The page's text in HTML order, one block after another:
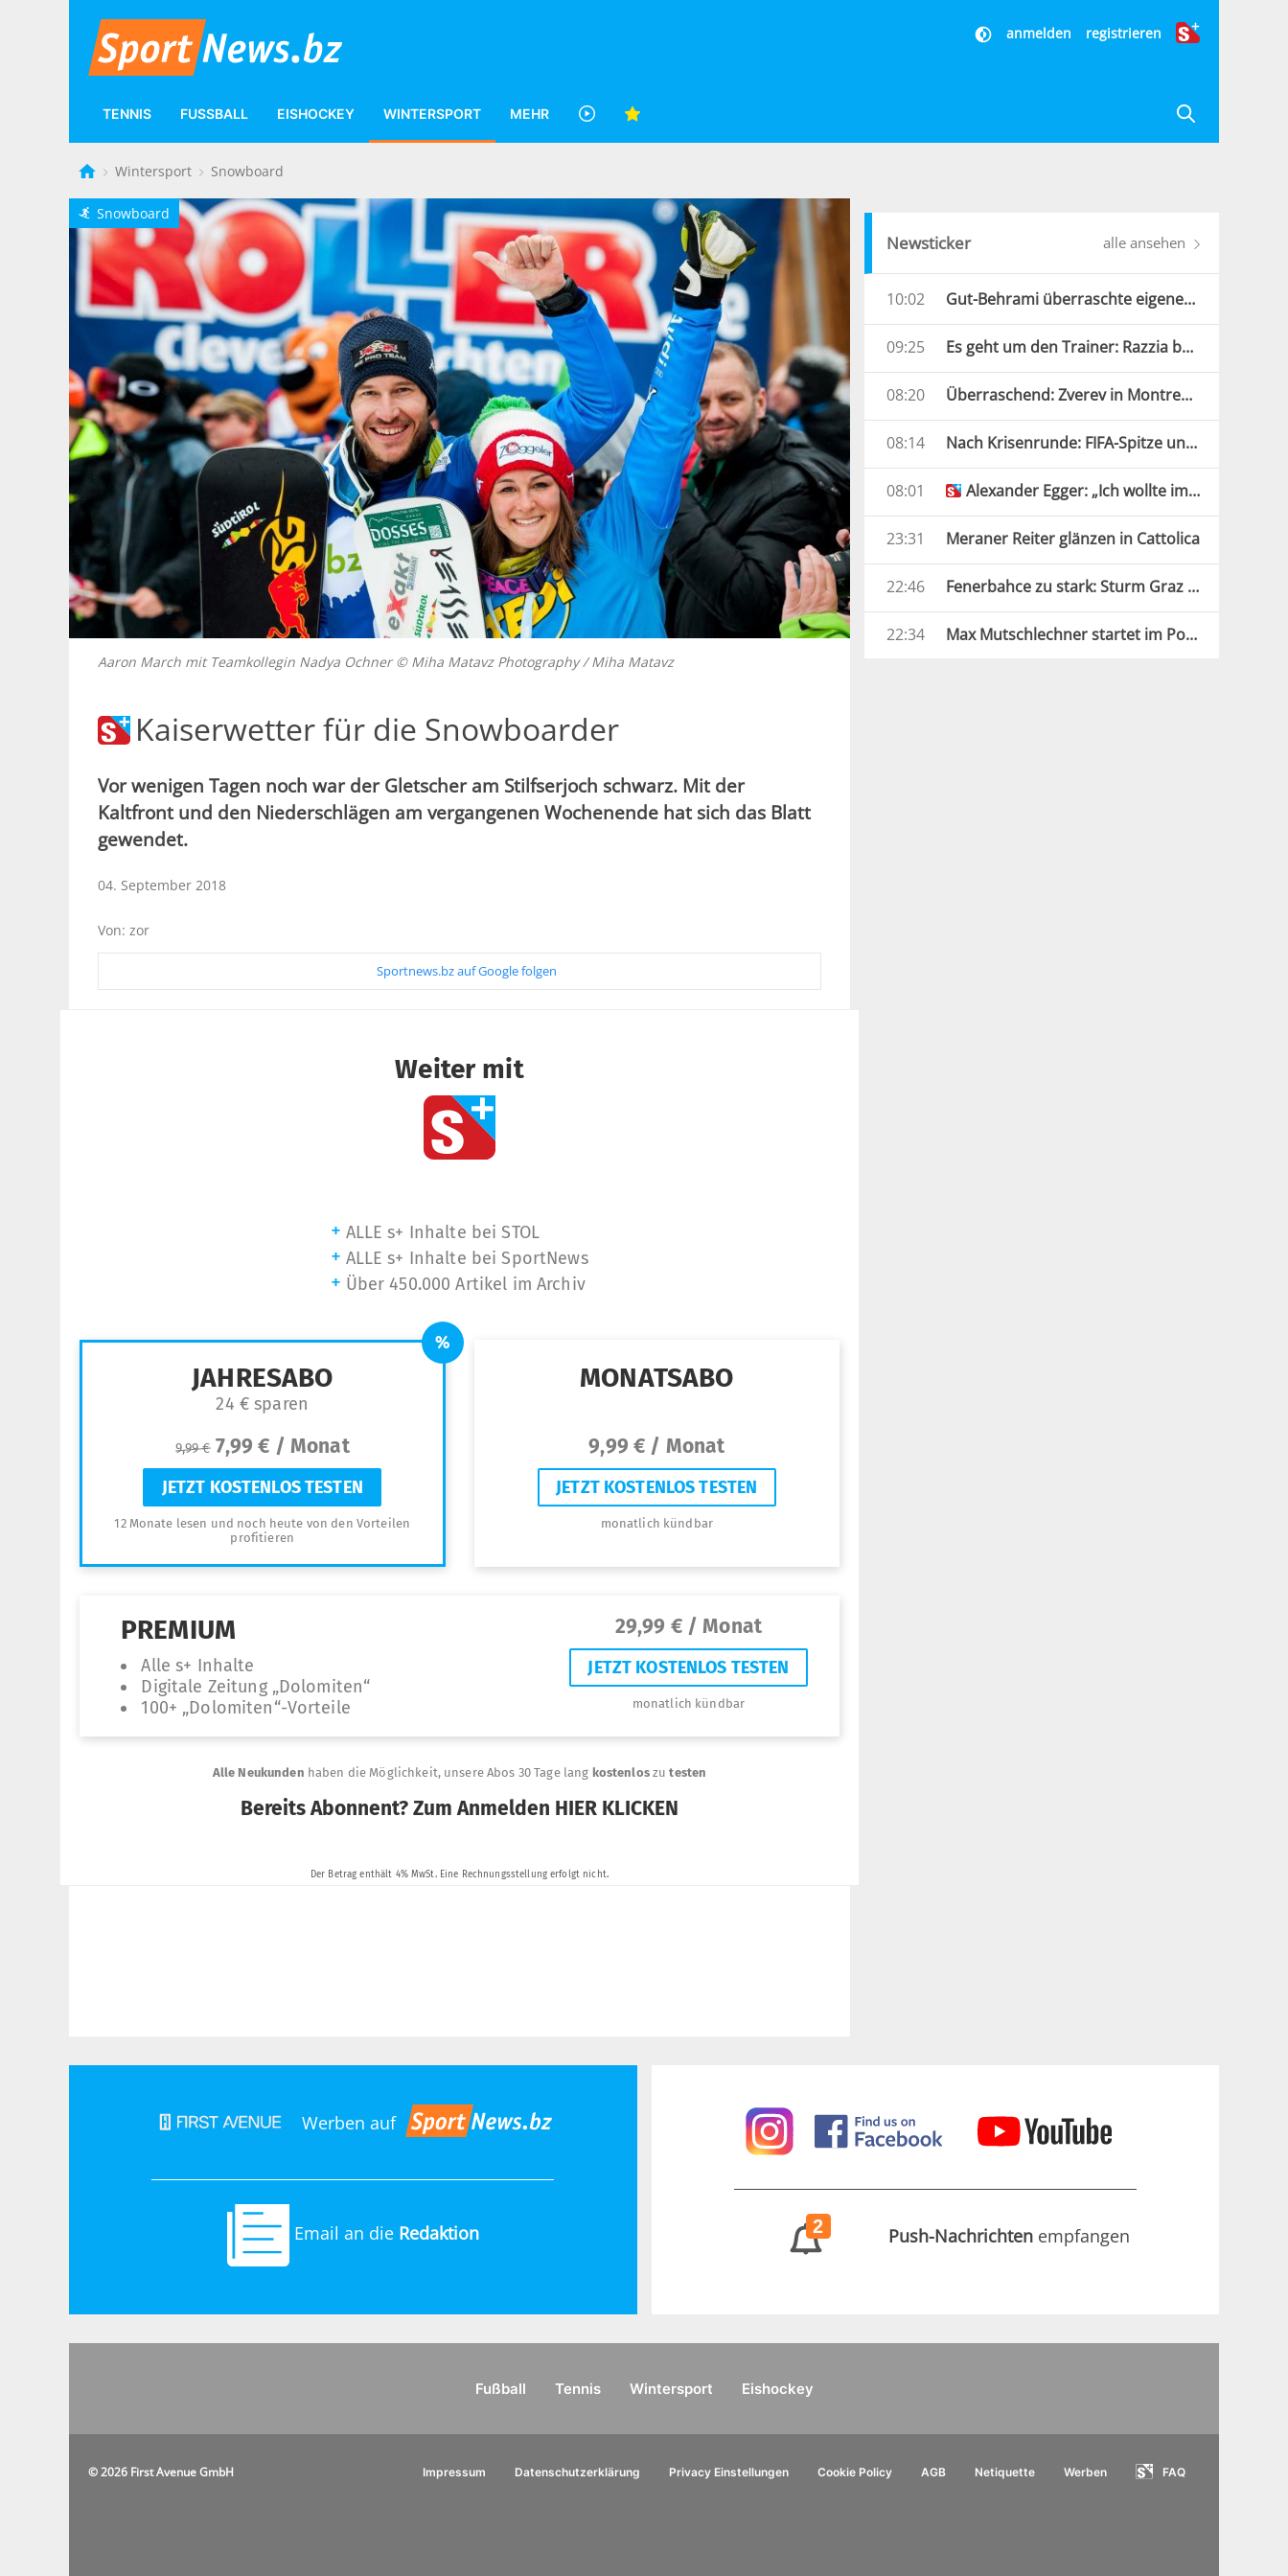
anmelden registrieren
TENNIS FUSSBALL EISHOCKEY WINTERSPORT MEHR
Wintersport Snowboard
P Snowboard
Aaron March mit Teamkollegin Nadya Ochner © Miha Matavz Photography / Miha Matavz
Kaiserwetter für die Snowboarder
Vor wenigen Tagen noch war der Gletscher am Stilfserjoch schwarz. Mit der
Kaltfront und den Niederschlägen am vergangenen Wochenende hat sich das Blatt
gewendet.
04. September 2018
Von: zor
Sportnews.bz auf Google folgen
Newsticker alle ansehen
10:02 Gut-Behrami überraschte eigenen Verband: „Nicht vorbereitet“
09:25 Es geht um den Trainer: Razzia bei Südkoreas Verband
08:20 Überraschend: Zverev in Montreal schon raus
08:14 Nach Krisenrunde: FIFA-Spitze unterstützt Infantino
08:01 Alexander Egger: „Ich wollte im Geschäft bleiben“
23:31 Meraner Reiter glänzen in Cattolica
22:46 Fenerbahce zu stark: Sturm Graz droht Königsklassen-Aus
22:34 Max Mutschlechner startet im Porsche durch: „Erwarte Action“
Werben auf
Email an die Redaktion 2 Push-Nachrichten empfangen
Fußball Tennis Wintersport Eishockey
© 2026 First Avenue GmbH Impressum Datenschutzerklärung Privacy Einstellungen Cookie Policy AGB Netiquette Werben FAQ